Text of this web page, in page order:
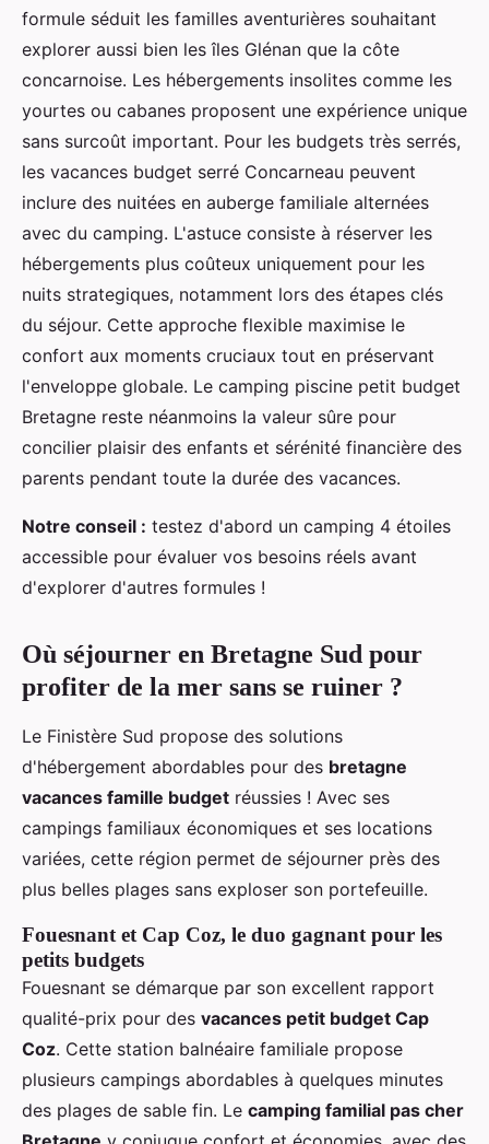
formule séduit les familles aventurières souhaitant
explorer aussi bien les îles Glénan que la côte
concarnoise. Les hébergements insolites comme les
yourtes ou cabanes proposent une expérience unique
sans surcoût important. Pour les budgets très serrés,
les vacances budget serré Concarneau peuvent
inclure des nuitées en auberge familiale alternées
avec du camping. L'astuce consiste à réserver les
hébergements plus coûteux uniquement pour les
nuits strategiques, notamment lors des étapes clés
du séjour. Cette approche flexible maximise le
confort aux moments cruciaux tout en préservant
l'enveloppe globale. Le camping piscine petit budget
Bretagne reste néanmoins la valeur sûre pour
concilier plaisir des enfants et sérénité financière des
parents pendant toute la durée des vacances.
Notre conseil : testez d'abord un camping 4 étoiles
accessible pour évaluer vos besoins réels avant
d'explorer d'autres formules !
Où séjourner en Bretagne Sud pour
profiter de la mer sans se ruiner ?
Le Finistère Sud propose des solutions
d'hébergement abordables pour des bretagne
vacances famille budget réussies ! Avec ses
campings familiaux économiques et ses locations
variées, cette région permet de séjourner près des
plus belles plages sans exploser son portefeuille.
Fouesnant et Cap Coz, le duo gagnant pour les
petits budgets
Fouesnant se démarque par son excellent rapport
qualité-prix pour des vacances petit budget Cap
Coz. Cette station balnéaire familiale propose
plusieurs campings abordables à quelques minutes
des plages de sable fin. Le camping familial pas cher